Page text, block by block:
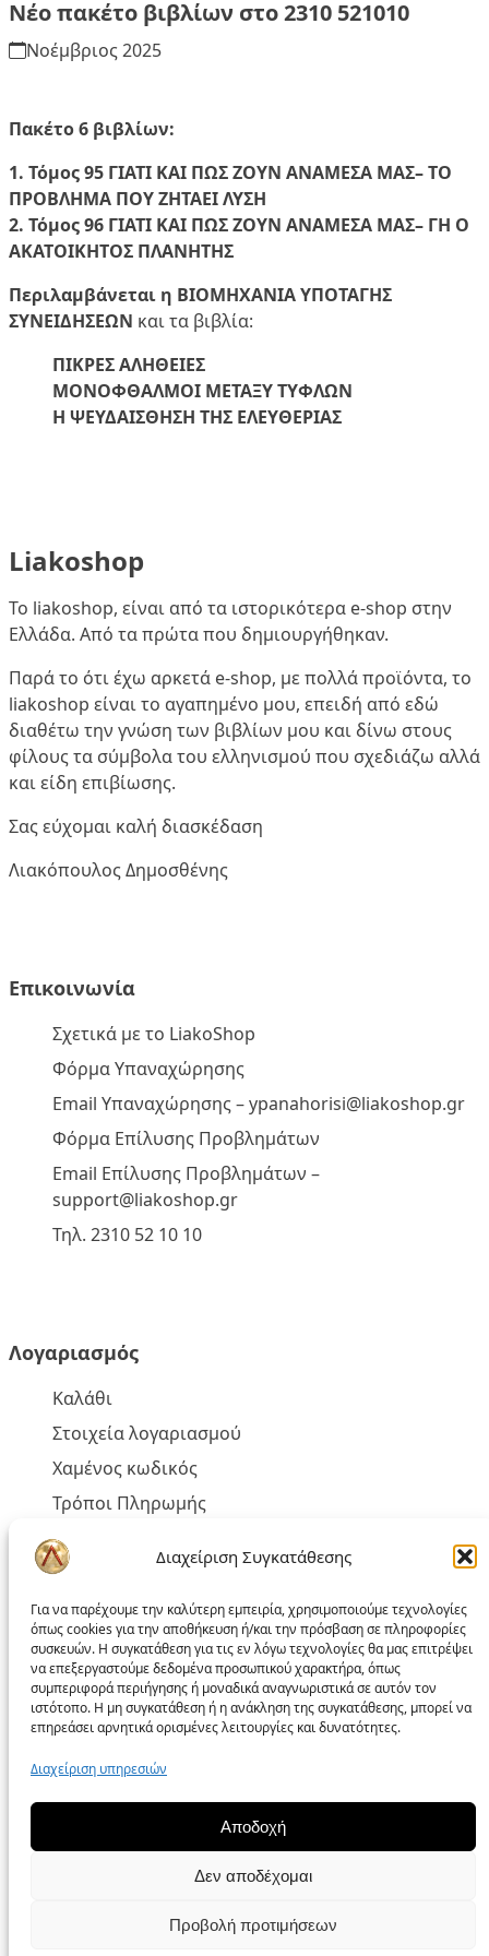
Διαχείριση Συγκατάθεσης
Για να παρέχουμε την καλύτερη εμπειρία, χρησιμοποιούμε τεχνολογίες
όπως cookies για την αποθήκευση ή/και την πρόσβαση σε πληροφορίες
συσκευών. Η συγκατάθεση για τις εν λόγω τεχνολογίες θα μας επιτρέψει
να επεξεργαστούμε δεδομένα προσωπικού χαρακτήρα, όπως
συμπεριφορά περιήγησης ή μοναδικά αναγνωριστικά σε αυτόν τον
ιστότοπο. Η μη συγκατάθεση ή η ανάκληση της συγκατάθεσης, μπορεί να
επηρεάσει αρνητικά ορισμένες λειτουργίες και δυνατότητες.
Διαχείριση υπηρεσιών
Αποδοχή
Δεν αποδέχομαι
Προβολή προτιμήσεων
Νέο πακέτο βιβλίων στο 2310 521010
Νοέμβριος 2025
Πακέτο 6 βιβλίων:
1. Τόμος 95 ΓΙΑΤΙ ΚΑΙ ΠΩΣ ΖΟΥΝ ΑΝΑΜΕΣΑ ΜΑΣ– ΤΟ
ΠΡΟΒΛΗΜΑ ΠΟΥ ΖΗΤΑΕΙ ΛΥΣΗ
2. Τόμος 96 ΓΙΑΤΙ ΚΑΙ ΠΩΣ ΖΟΥΝ ΑΝΑΜΕΣΑ ΜΑΣ– ΓΗ Ο
ΑΚΑΤΟΙΚΗΤΟΣ ΠΛΑΝΗΤΗΣ
Περιλαμβάνεται η ΒΙΟΜΗΧΑΝΙΑ ΥΠΟΤΑΓΗΣ
ΣΥΝΕΙΔΗΣΕΩΝ και τα βιβλία:
ΠΙΚΡΕΣ ΑΛΗΘΕΙΕΣ
ΜΟΝΟΦΘΑΛΜΟΙ ΜΕΤΑΞΥ ΤΥΦΛΩΝ
Η ΨΕΥΔΑΙΣΘΗΣΗ ΤΗΣ ΕΛΕΥΘΕΡΙΑΣ
Liakoshop
Το liakoshop, είναι από τα ιστορικότερα e-shop στην
Ελλάδα. Από τα πρώτα που δημιουργήθηκαν.
Παρά το ότι έχω αρκετά e-shop, με πολλά προϊόντα, το
liakoshop είναι το αγαπημένο μου, επειδή από εδώ
διαθέτω την γνώση των βιβλίων μου και δίνω στους
φίλους τα σύμβολα του ελληνισμού που σχεδιάζω αλλά
και είδη επιβίωσης.
Σας εύχομαι καλή διασκέδαση
Λιακόπουλος Δημοσθένης
Επικοινωνία
Σχετικά με το LiakoShop
Φόρμα Υπαναχώρησης
Email Υπαναχώρησης –ypanahorisi@liakoshop.gr
Φόρμα Επίλυσης Προβλημάτων
Email Επίλυσης Προβλημάτων –
support@liakoshop.gr
Τηλ. 2310 52 10 10
Λογαριασμός
Καλάθι
Στοιχεία λογαριασμού
Χαμένος κωδικός
Τρόποι Πληρωμής
Τρόποι Αποστολής
Έξοδα Αποστολής και Αντικαταβολής
Πολιτική liakoshop
Όροι Χρήσης
Δικαίωμα Υπαναχώρησης
Επίλυση Προβλημάτων
Προσωπικά Δεδομένα – GDPR
Πολιτική Cookies